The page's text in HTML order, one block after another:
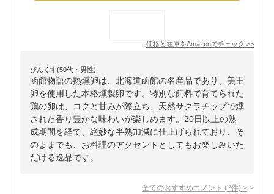
価格と在庫をAmazonでチェック >>
ぴんくす(50代・男性)
函館物語の熟燻卵は、北海道函館の名産品であり、美王
卵を使用した本格燻製卵です。特別な飼料で育てられた
鶏の卵は、コクと甘みが際立ち、天然サクラチップで燻
された香り豊かな味わいが楽しめます。20日以上の熟
成期間を経て、絶妙な半熟加減に仕上げられており、そ
のままでも、お料理のアクセントとしてもお楽しみいた
だける逸品です。
全てのおすすめコメント (2件) >